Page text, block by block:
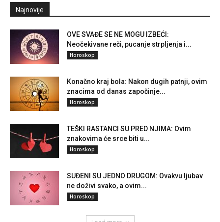
Najnovije
OVE SVAĐE SE NE MOGU IZBEĆI:
Neočekivane reči, pucanje strpljenja i...
Horoskop
Konačno kraj bola: Nakon dugih patnji, ovim
znacima od danas započinje...
Horoskop
TEŠKI RASTANCI SU PRED NJIMA: Ovim
znakovima će srce biti u...
Horoskop
SUĐENI SU JEDNO DRUGOM: Ovakvu ljubav
ne doživi svako, a ovim...
Horoskop